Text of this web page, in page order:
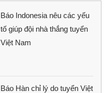
Báo Indonesia nêu các yếu
tố giúp đội nhà thắng tuyển
Việt Nam
Báo Hàn chỉ lý do tuyển Việt